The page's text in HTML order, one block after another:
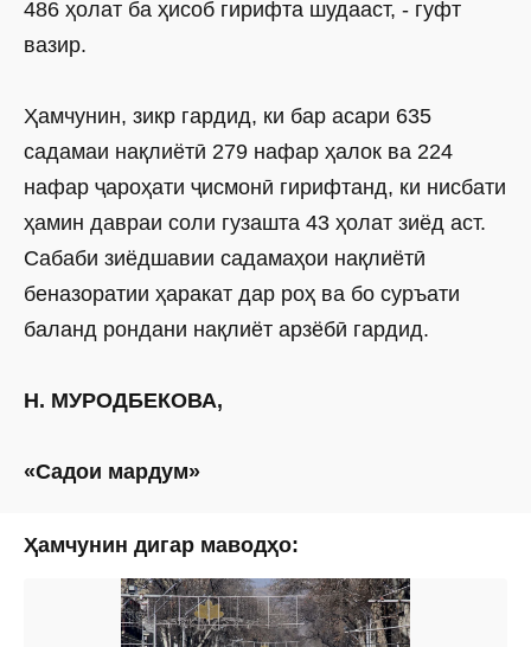
486 ҳолат ба ҳисоб гирифта шудааст, - гуфт
вазир.
Ҳамчунин, зикр гардид, ки бар асари 635
садамаи нақлиётӣ 279 нафар ҳалок ва 224
нафар ҷароҳати ҷисмонӣ гирифтанд, ки нисбати
ҳамин давраи соли гузашта 43 ҳолат зиёд аст.
Сабаби зиёдшавии садамаҳои нақлиётӣ
беназоратии ҳаракат дар роҳ ва бо суръати
баланд рондани нақлиёт арзёбӣ гардид.
Н. МУРОДБЕКОВА,
«Садои мардум»
Ҳамчунин дигар маводҳо: